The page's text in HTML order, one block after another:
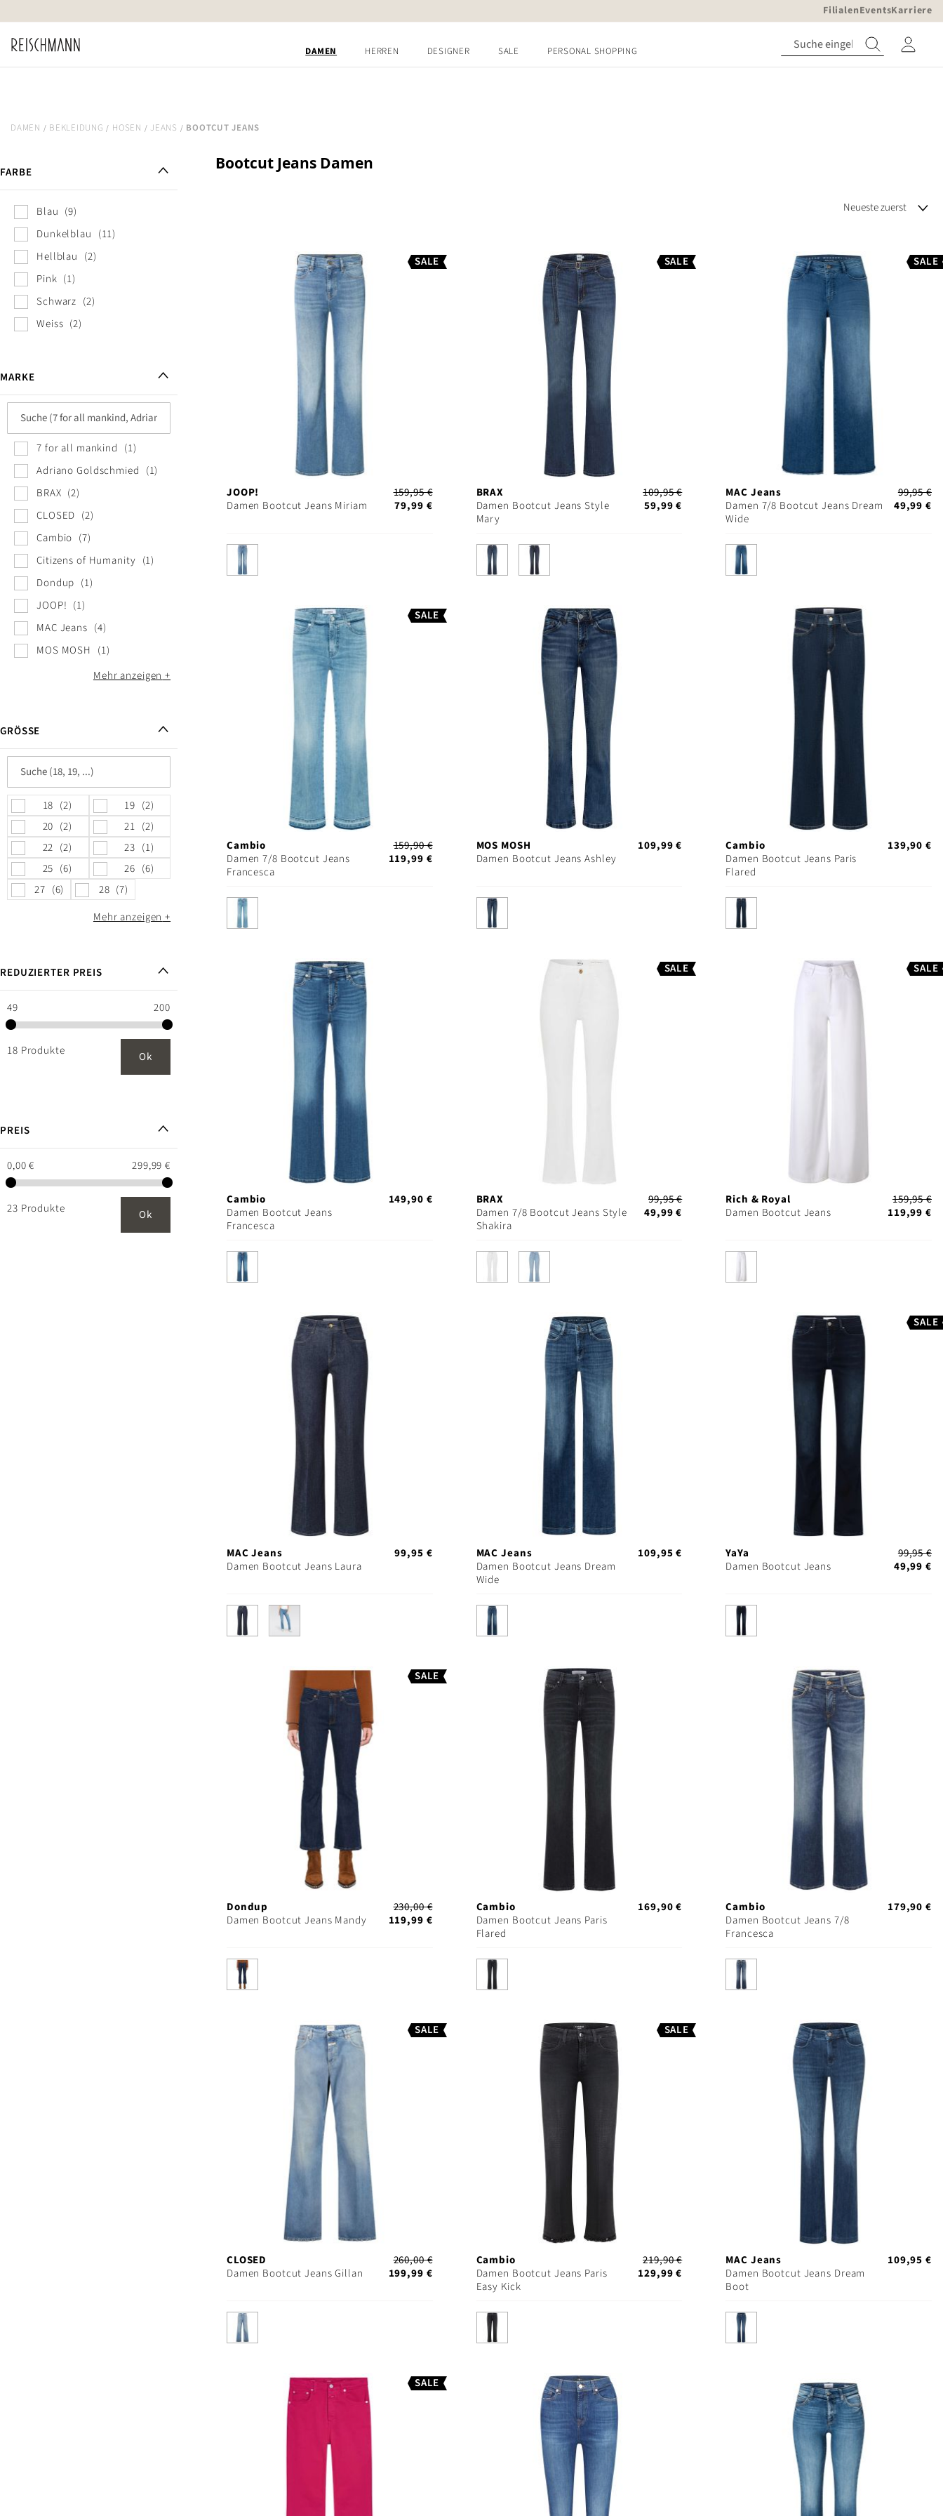
Inhalt
springen
FilialenEventsKarriere
DAMEN HERREN DESIGNER SALE PERSONAL SHOPPING
DAMEN BEKLEIDUNG HOSEN JEANS BOOTCUT JEANS
Bootcut Jeans Damen
SALE
JOOP!
Damen Bootcut Jeans Miriam
159,95 €
79,99 €
SALE
BRAX
Damen Bootcut Jeans Style
Mary
109,95 €
59,99 €
SALE
MAC Jeans
Damen 7/8 Bootcut Jeans Dream
Wide
99,95 €
49,99 €
SALE
Cambio
Damen 7/8 Bootcut Jeans
Francesca
159,90 €
119,99 €
MOS MOSH
Damen Bootcut Jeans Ashley
109,99 €
Cambio
Damen Bootcut Jeans Paris
Flared
139,90 €
Cambio
Damen Bootcut Jeans
Francesca
149,90 €
SALE
BRAX
Damen 7/8 Bootcut Jeans Style
Shakira
99,95 €
49,99 €
SALE
Rich & Royal
Damen Bootcut Jeans
159,95 €
119,99 €
MAC Jeans
Damen Bootcut Jeans Laura
99,95 €
MAC Jeans
Damen Bootcut Jeans Dream
Wide
109,95 €
SALE
YaYa
Damen Bootcut Jeans
99,95 €
49,99 €
SALE
Dondup
Damen Bootcut Jeans Mandy
230,00 €
119,99 €
Cambio
Damen Bootcut Jeans Paris
Flared
169,90 €
Cambio
Damen Bootcut Jeans 7/8
Francesca
179,90 €
SALE
CLOSED
Damen Bootcut Jeans Gillan
260,00 €
199,99 €
SALE
Cambio
Damen Bootcut Jeans Paris
Easy Kick
219,90 €
129,99 €
MAC Jeans
Damen Bootcut Jeans Dream
Boot
109,95 €
SALE
FARBE
Blau
9
Dunkelblau
11
Hellblau
2
Pink
1
Schwarz
2
Weiss
2
MARKE
7 for all mankind
1
Adriano Goldschmied
1
BRAX
2
CLOSED
2
Cambio
7
Citizens of Humanity
1
Dondup
1
JOOP!
1
MAC Jeans
4
MOS MOSH
1
Mehr anzeigen
GRÖSSE
18 2 19
2
20
2 21
2
22
2 23
1
25
6 26
6
27
6 28
7
Mehr anzeigen
REDUZIERTER PREIS
49 200
18 Produkte Ok
PREIS
0,00 € 299,99 €
23 Produkte Ok